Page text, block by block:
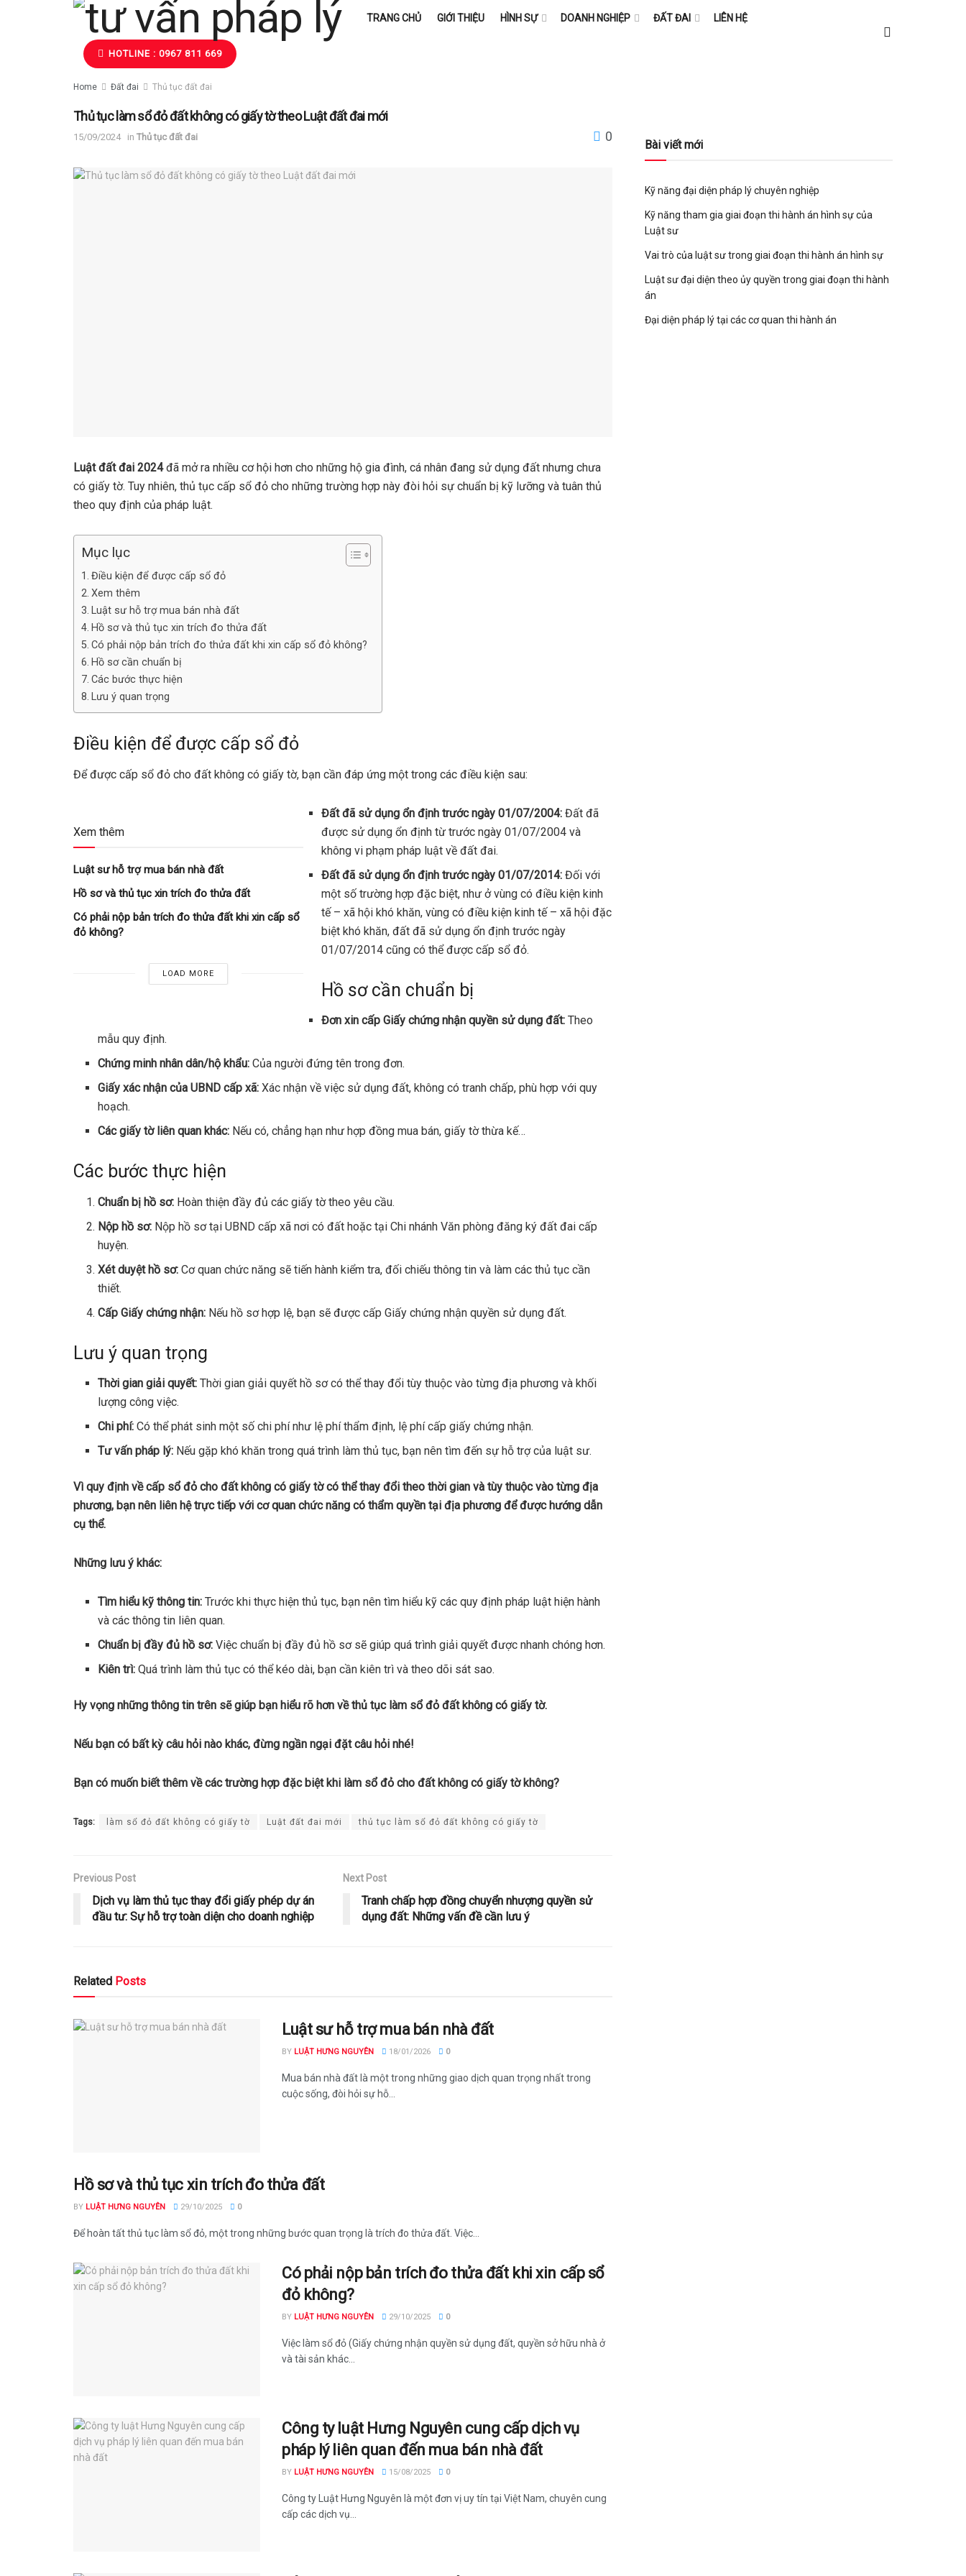
TRANG CHỦ GIỚI THIỆU HÌNH SỰ DOANH NGHIỆP ĐẤT ĐAI LIÊN HỆ
HOTLINE : 0967 811 669
Home Đất đai Thủ tục đất đai
Thủ tục làm sổ đỏ đất không có giấy tờ theo Luật đất đai mới
15/09/2024 in Thủ tục đất đai 0
Luật đất đai 2024đã mở ra nhiều cơ hội hơn cho những hộ gia đình, cá nhân đang sử dụng đất nhưng chưa
có giấy tờ. Tuy nhiên, thủ tục cấp sổ đỏ cho những trường hợp này đòi hỏi sự chuẩn bị kỹ lưỡng và tuân thủ
theo quy định của pháp luật.
Mục lục
Điều kiện để được cấp sổ đỏ
Xem thêm
Luật sư hỗ trợ mua bán nhà đất
Hồ sơ và thủ tục xin trích đo thửa đất
Có phải nộp bản trích đo thửa đất khi xin cấp sổ đỏ không?
Hồ sơ cần chuẩn bị
Các bước thực hiện
Lưu ý quan trọng
Điều kiện để được cấp sổ đỏ
Để được cấp sổ đỏ cho đất không có giấy tờ, bạn cần đáp ứng một trong các điều kiện sau:
Xem thêm
Luật sư hỗ trợ mua bán nhà đất
Hồ sơ và thủ tục xin trích đo thửa đất
Có phải nộp bản trích đo thửa đất khi xin cấp sổ
đỏ không?
LOAD MORE
Đất đã sử dụng ổn định trước ngày 01/07/2004: Đất đã
được sử dụng ổn định từ trước ngày 01/07/2004 và
không vi phạm pháp luật về đất đai.
Đất đã sử dụng ổn định trước ngày 01/07/2014: Đối với
một số trường hợp đặc biệt, như ở vùng có điều kiện kinh
tế – xã hội khó khăn, vùng có điều kiện kinh tế – xã hội đặc
biệt khó khăn, đất đã sử dụng ổn định trước ngày
01/07/2014 cũng có thể được cấp sổ đỏ.
Hồ sơ cần chuẩn bị
Đơn xin cấp Giấy chứng nhận quyền sử dụng đất: Theo
mẫu quy định.
Chứng minh nhân dân/hộ khẩu: Của người đứng tên trong đơn.
Giấy xác nhận của UBND cấp xã: Xác nhận về việc sử dụng đất, không có tranh chấp, phù hợp với quy
hoạch.
Các giấy tờ liên quan khác: Nếu có, chẳng hạn như hợp đồng mua bán, giấy tờ thừa kế…
Các bước thực hiện
Chuẩn bị hồ sơ: Hoàn thiện đầy đủ các giấy tờ theo yêu cầu.
Nộp hồ sơ: Nộp hồ sơ tại UBND cấp xã nơi có đất hoặc tại Chi nhánh Văn phòng đăng ký đất đai cấp
huyện.
Xét duyệt hồ sơ: Cơ quan chức năng sẽ tiến hành kiểm tra, đối chiếu thông tin và làm các thủ tục cần
thiết.
Cấp Giấy chứng nhận: Nếu hồ sơ hợp lệ, bạn sẽ được cấp Giấy chứng nhận quyền sử dụng đất.
Lưu ý quan trọng
Thời gian giải quyết: Thời gian giải quyết hồ sơ có thể thay đổi tùy thuộc vào từng địa phương và khối
lượng công việc.
Chi phí: Có thể phát sinh một số chi phí như lệ phí thẩm định, lệ phí cấp giấy chứng nhận.
Tư vấn pháp lý: Nếu gặp khó khăn trong quá trình làm thủ tục, bạn nên tìm đến sự hỗ trợ của luật sư.
Vì quy định về cấp sổ đỏ cho đất không có giấy tờ có thể thay đổi theo thời gian và tùy thuộc vào từng địa
phương, bạn nên liên hệ trực tiếp với cơ quan chức năng có thẩm quyền tại địa phương để được hướng dẫn
cụ thể.
Những lưu ý khác:
Tìm hiểu kỹ thông tin: Trước khi thực hiện thủ tục, bạn nên tìm hiểu kỹ các quy định pháp luật hiện hành
và các thông tin liên quan.
Chuẩn bị đầy đủ hồ sơ: Việc chuẩn bị đầy đủ hồ sơ sẽ giúp quá trình giải quyết được nhanh chóng hơn.
Kiên trì: Quá trình làm thủ tục có thể kéo dài, bạn cần kiên trì và theo dõi sát sao.
Hy vọng những thông tin trên sẽ giúp bạn hiểu rõ hơn về thủ tục làm sổ đỏ đất không có giấy tờ.
Nếu bạn có bất kỳ câu hỏi nào khác, đừng ngần ngại đặt câu hỏi nhé!
Bạn có muốn biết thêm về các trường hợp đặc biệt khi làm sổ đỏ cho đất không có giấy tờ không?
Tags: làm sổ đỏ đất không có giấy tờ Luật đất đai mới thủ tục làm sổ đỏ đất không có giấy tờ
Previous Post
Dịch vụ làm thủ tục thay đổi giấy phép dự án
đầu tư: Sự hỗ trợ toàn diện cho doanh nghiệp
Next Post
Tranh chấp hợp đồng chuyển nhượng quyền sử
dụng đất: Những vấn đề cần lưu ý
Related Posts
Luật sư hỗ trợ mua bán nhà đất
BY LUẬT HƯNG NGUYÊN 18/01/2026 0
Mua bán nhà đất là một trong những giao dịch quan trọng nhất trong
cuộc sống, đòi hỏi sự hỗ...
Hồ sơ và thủ tục xin trích đo thửa đất
BY LUẬT HƯNG NGUYÊN 29/10/2025 0
Để hoàn tất thủ tục làm sổ đỏ, một trong những bước quan trọng là trích đo thửa đất. Việc...
Có phải nộp bản trích đo thửa đất khi xin cấp sổ
đỏ không?
BY LUẬT HƯNG NGUYÊN 29/10/2025 0
Việc làm sổ đỏ (Giấy chứng nhận quyền sử dụng đất, quyền sở hữu nhà ở
và tài sản khác...
Công ty luật Hưng Nguyên cung cấp dịch vụ
pháp lý liên quan đến mua bán nhà đất
BY LUẬT HƯNG NGUYÊN 15/08/2025 0
Công ty Luật Hưng Nguyên là một đơn vị uy tín tại Việt Nam, chuyên cung
cấp các dịch vụ...
Bài viết mới
Kỹ năng đại diện pháp lý chuyên nghiệp
Kỹ năng tham gia giai đoạn thi hành án hình sự của
Luật sư
Vai trò của luật sư trong giai đoạn thi hành án hình sự
Luật sư đại diện theo ủy quyền trong giai đoạn thi hành
án
Đại diện pháp lý tại các cơ quan thi hành án